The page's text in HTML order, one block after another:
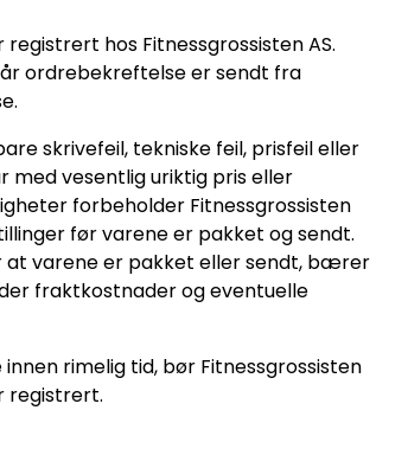
hos Fitnessgrossisten AS.
ordrebekreftelse er sendt fra
skrivefeil, tekniske feil, prisfeil eller
vesentlig uriktig pris eller
forbeholder Fitnessgrossisten
før varene er pakket og sendt.
at varene er pakket eller sendt, bærer
fraktkostnader og eventuelle
rimelig tid, bør Fitnessgrossisten
registrert.